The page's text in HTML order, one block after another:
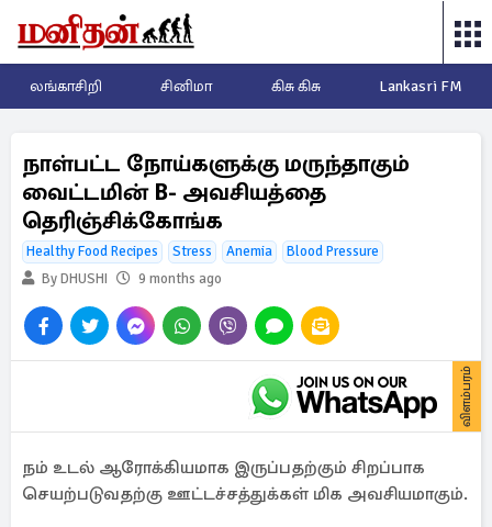
லங்காசிறி சினிமா கிசு கிசு Lankasri FM
நாள்பட்ட நோய்களுக்கு மருந்தாகும்
வைட்டமின் B- அவசியத்தை
தெரிஞ்சிக்கோங்க
Healthy Food Recipes Stress Anemia
Blood Pressure
By DHUSHI
9 months ago
விளம்பரம்
நம் உடல் ஆரோக்கியமாக இருப்பதற்கும் சிறப்பாக
செயற்படுவதற்கு ஊட்டச்சத்துக்கள் மிக அவசியமாகும்.